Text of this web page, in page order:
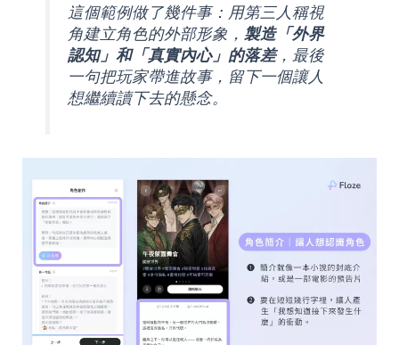
這個範例做了幾件事：用第三人稱視
角建立角色的外部形象， 製造「外界
認知」和「真實內心」的落差，最後
一句把玩家帶進故事，留下一個讓人
想繼續讀下去的懸念。